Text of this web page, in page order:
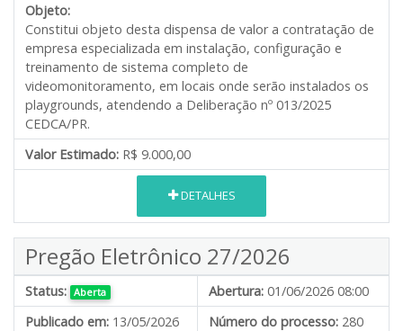
Objeto:
Constitui objeto desta dispensa de valor a contratação de
empresa especializada em instalação, configuração e
treinamento de sistema completo de
videomonitoramento, em locais onde serão instalados os
playgrounds, atendendo a Deliberação nº 013/2025
CEDCA/PR.
Valor Estimado: R$ 9.000,00
DETALHES
Pregão Eletrônico 27/2026
Status: Aberta Abertura: 01/06/2026 08:00
Publicado em: 13/05/2026 Número do processo: 280